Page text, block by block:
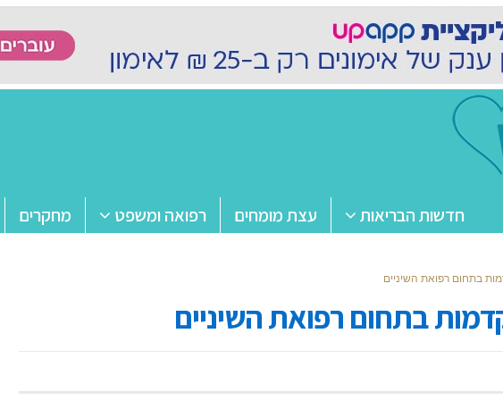
חדשות הבריאות עצת מומחים רפואה ומשפט מחקרים
בתחום רפואת השיניים
בתחום רפואת השיניים